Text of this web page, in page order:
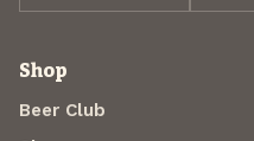
Shop
Beer Club